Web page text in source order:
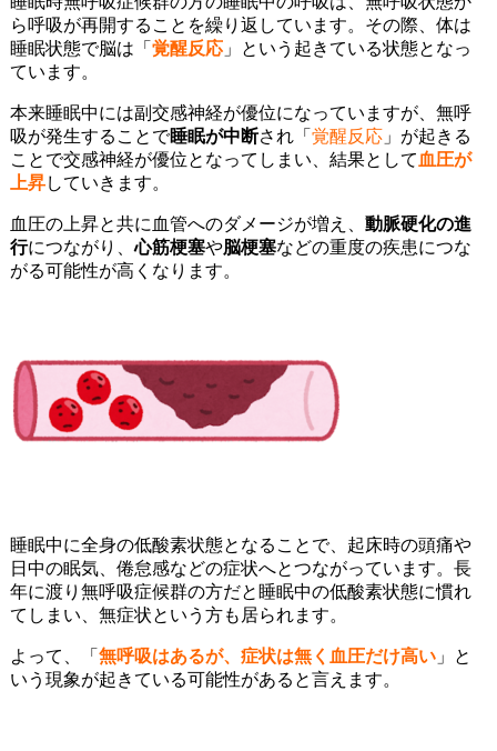
ら呼吸が再開することを繰り返しています。その際、体は
睡眠状態で脳は「 覚醒反応」という起きている状態となっ
ています。
本来睡眠中には副交感神経が優位になっていますが、無呼
吸が発生することで睡眠が中断され「 覚醒反応」が起きる
ことで交感神経が優位となってしまい、結果として 血圧が
上昇していきます。
血圧の上昇と共に血管へのダメージが増え、 動脈硬化の進
行につながり、心筋梗塞や脳梗塞などの重度の疾患につな
がる可能性が高くなります。
睡眠中に全身の低酸素状態となることで、起床時の頭痛や
日中の眠気、倦怠感などの症状へとつながっています。長
年に渡り無呼吸症候群の方だと睡眠中の低酸素状態に慣れ
てしまい、無症状という方も居られます。
よって、「 無呼吸はあるが、症状は無く血圧だけ高い」と
いう現象が起きている可能性があると言えます。